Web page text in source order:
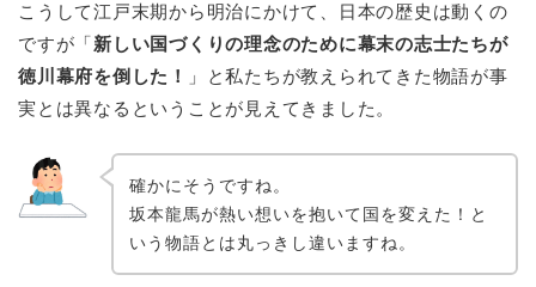
こうして江戸末期から明治にかけて、日本の歴史は動くの
ですが「新しい国づくりの理念のために幕末の志士たちが
徳川幕府を倒した！
」と私たちが教えられてきた物語が事
実とは異なる ということが見えてきました。
確かにそうですね。
坂本龍馬が熱い想いを抱いて国を変えた！と
いう物語とは丸っきし違いますね。